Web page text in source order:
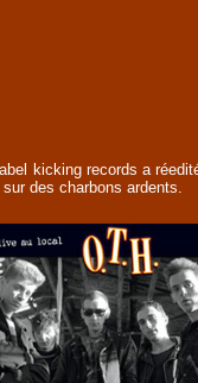
kicking records a
des charbons ardents.